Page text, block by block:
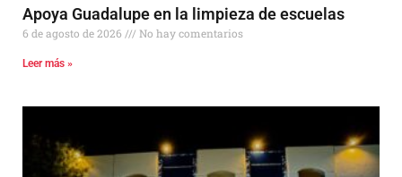
Apoya Guadalupe en la limpieza de escuelas
6 de agosto de 2026 No hay comentarios
Leer más »